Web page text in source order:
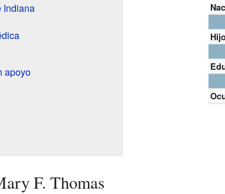
Indiana
apoyo
F. Thomas